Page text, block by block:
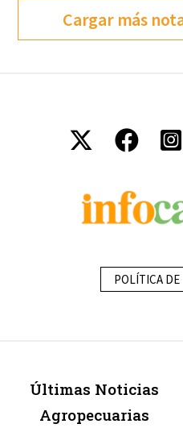
Cargar más
POLÍTICA DE
Últimas Noticias
Agropecuarias